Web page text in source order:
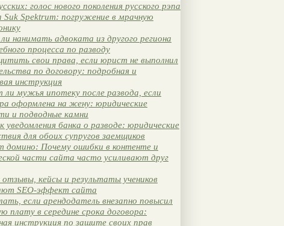
голос нового поколения русского рэпа
Suk Spektrum: погружение в мрачную
нанимать адвоката из другого региона
процесса по разводу
свои права, если юрист не выполнил
по договору: подробная и
инструкция
мужья ипотеку после развода, если
оформлена на жену: юридические
и подводные камни
уведомления банка о разводе: юридические
для обоих супругов заемщиков
домино: Почему ошибки в контенте и
части сайта часто усиливают друг
кейсы и результаты учеников
SEO-эффект сайта
если арендодатель внезапно повысил
плату в середине срока договора:
инструкция по защите своих прав